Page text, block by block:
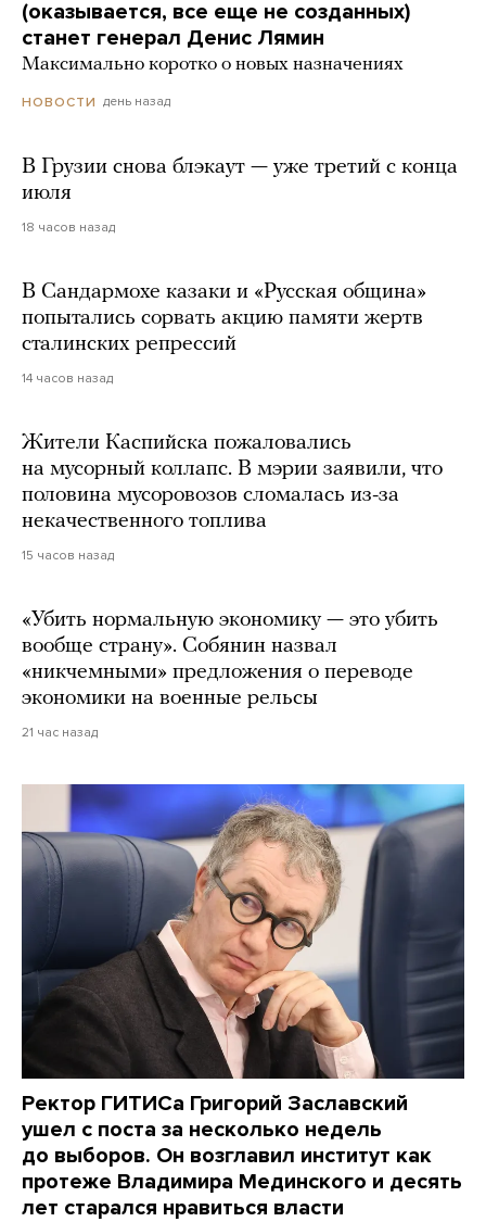
(оказывается, все еще не созданных)
станет генерал Денис Лямин
Максимально коротко о новых назначениях
НОВОСТИ день назад
В Грузии снова блэкаут — уже третий с конца
июля
18 часов назад
В Сандармохе казаки и «Русская община»
попытались сорвать акцию памяти жертв
сталинских репрессий
14 часов назад
Жители Каспийска пожаловались
на мусорный коллапс. В мэрии заявили, что
половина мусоровозов сломалась из-за
некачественного топлива
15 часов назад
«Убить нормальную экономику — это убить
вообще страну». Собянин назвал
«никчемными» предложения о переводе
экономики на военные рельсы
21 час назад
Ректор ГИТИСа Григорий Заславский
ушел с поста за несколько недель
до выборов. Он возглавил институт как
протеже Владимира Мединского и десять
лет старался нравиться власти